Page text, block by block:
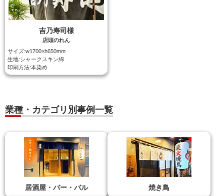
吉乃寿司様
店頭のれん
サイズ:w1700×h650mm
生地:シャークスキン綿
印刷方法:本染め
業種・カテゴリ別事例一覧
居酒屋・バー・バル 焼き鳥